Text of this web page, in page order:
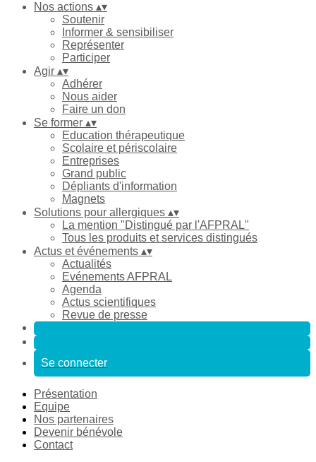
Nos actions ▴▾
Soutenir
Informer & sensibiliser
Représenter
Participer
Agir ▴▾
Adhérer
Nous aider
Faire un don
Se former ▴▾
Education thérapeutique
Scolaire et périscolaire
Entreprises
Grand public
Dépliants d'information
Magnets
Solutions pour allergiques ▴▾
La mention "Distingué par l'AFPRAL"
Tous les produits et services distingués
Actus et événements ▴▾
Actualités
Evénements AFPRAL
Agenda
Actus scientifiques
Revue de presse
Se connecter
Présentation
Equipe
Nos partenaires
Devenir bénévole
Contact